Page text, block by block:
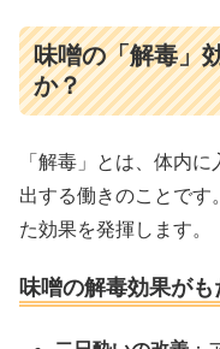
味噌の「解毒」
か？
「解毒」とは、体内
出する働きのことで
た効果を発揮します。
味噌の解毒効果が